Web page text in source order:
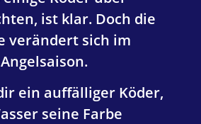
ist klar. Doch die
verändert sich im
ein auffälliger Köder,
seine Farbe